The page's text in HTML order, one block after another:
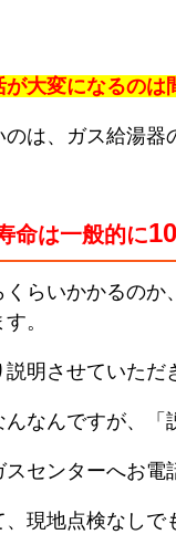
が大変になるのは
は、ガス給湯器
命は一般的に10
らいかかるの
。
明させていただ
なんですが、
センターへお電
現地点検なし